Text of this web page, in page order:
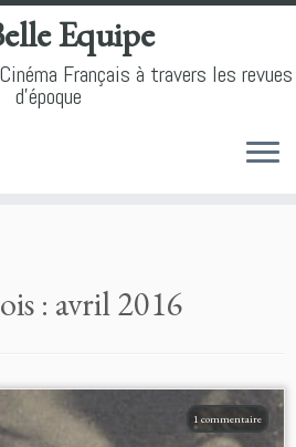
Equipe
Français à travers les revues
d'époque
: avril 2016
1 commentaire